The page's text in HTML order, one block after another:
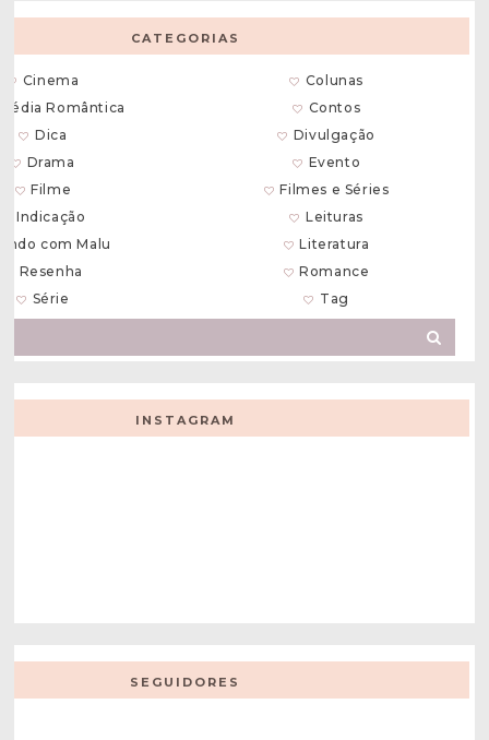
CATEGORIAS
Cinema
Colunas
Romântica
Contos
Dica
Divulgação
Drama
Evento
Filme
Filmes e Séries
Indicação
Leituras
com Malu
Literatura
Resenha
Romance
Série
Tag
INSTAGRAM
SEGUIDORES